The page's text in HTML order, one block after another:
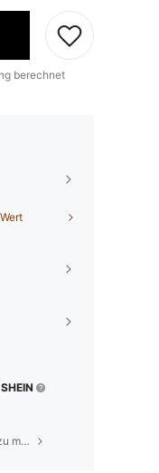
berechnet
Um diesen Verkäufer und/oder dieses Produkt zu melden